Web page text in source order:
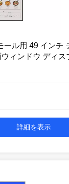
ール用 49 インチ
ィンドウ ディス
詳細を表示